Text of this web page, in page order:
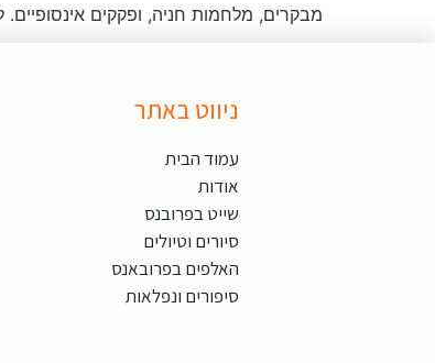
מבקרים, מלחמות חניה, ופקקים
ניווט באתר
עמוד הבית
אודות
שייט בפרובנס
סיורים וטיולים
האלפים בפרובאנס
סיפורים ונפלאות